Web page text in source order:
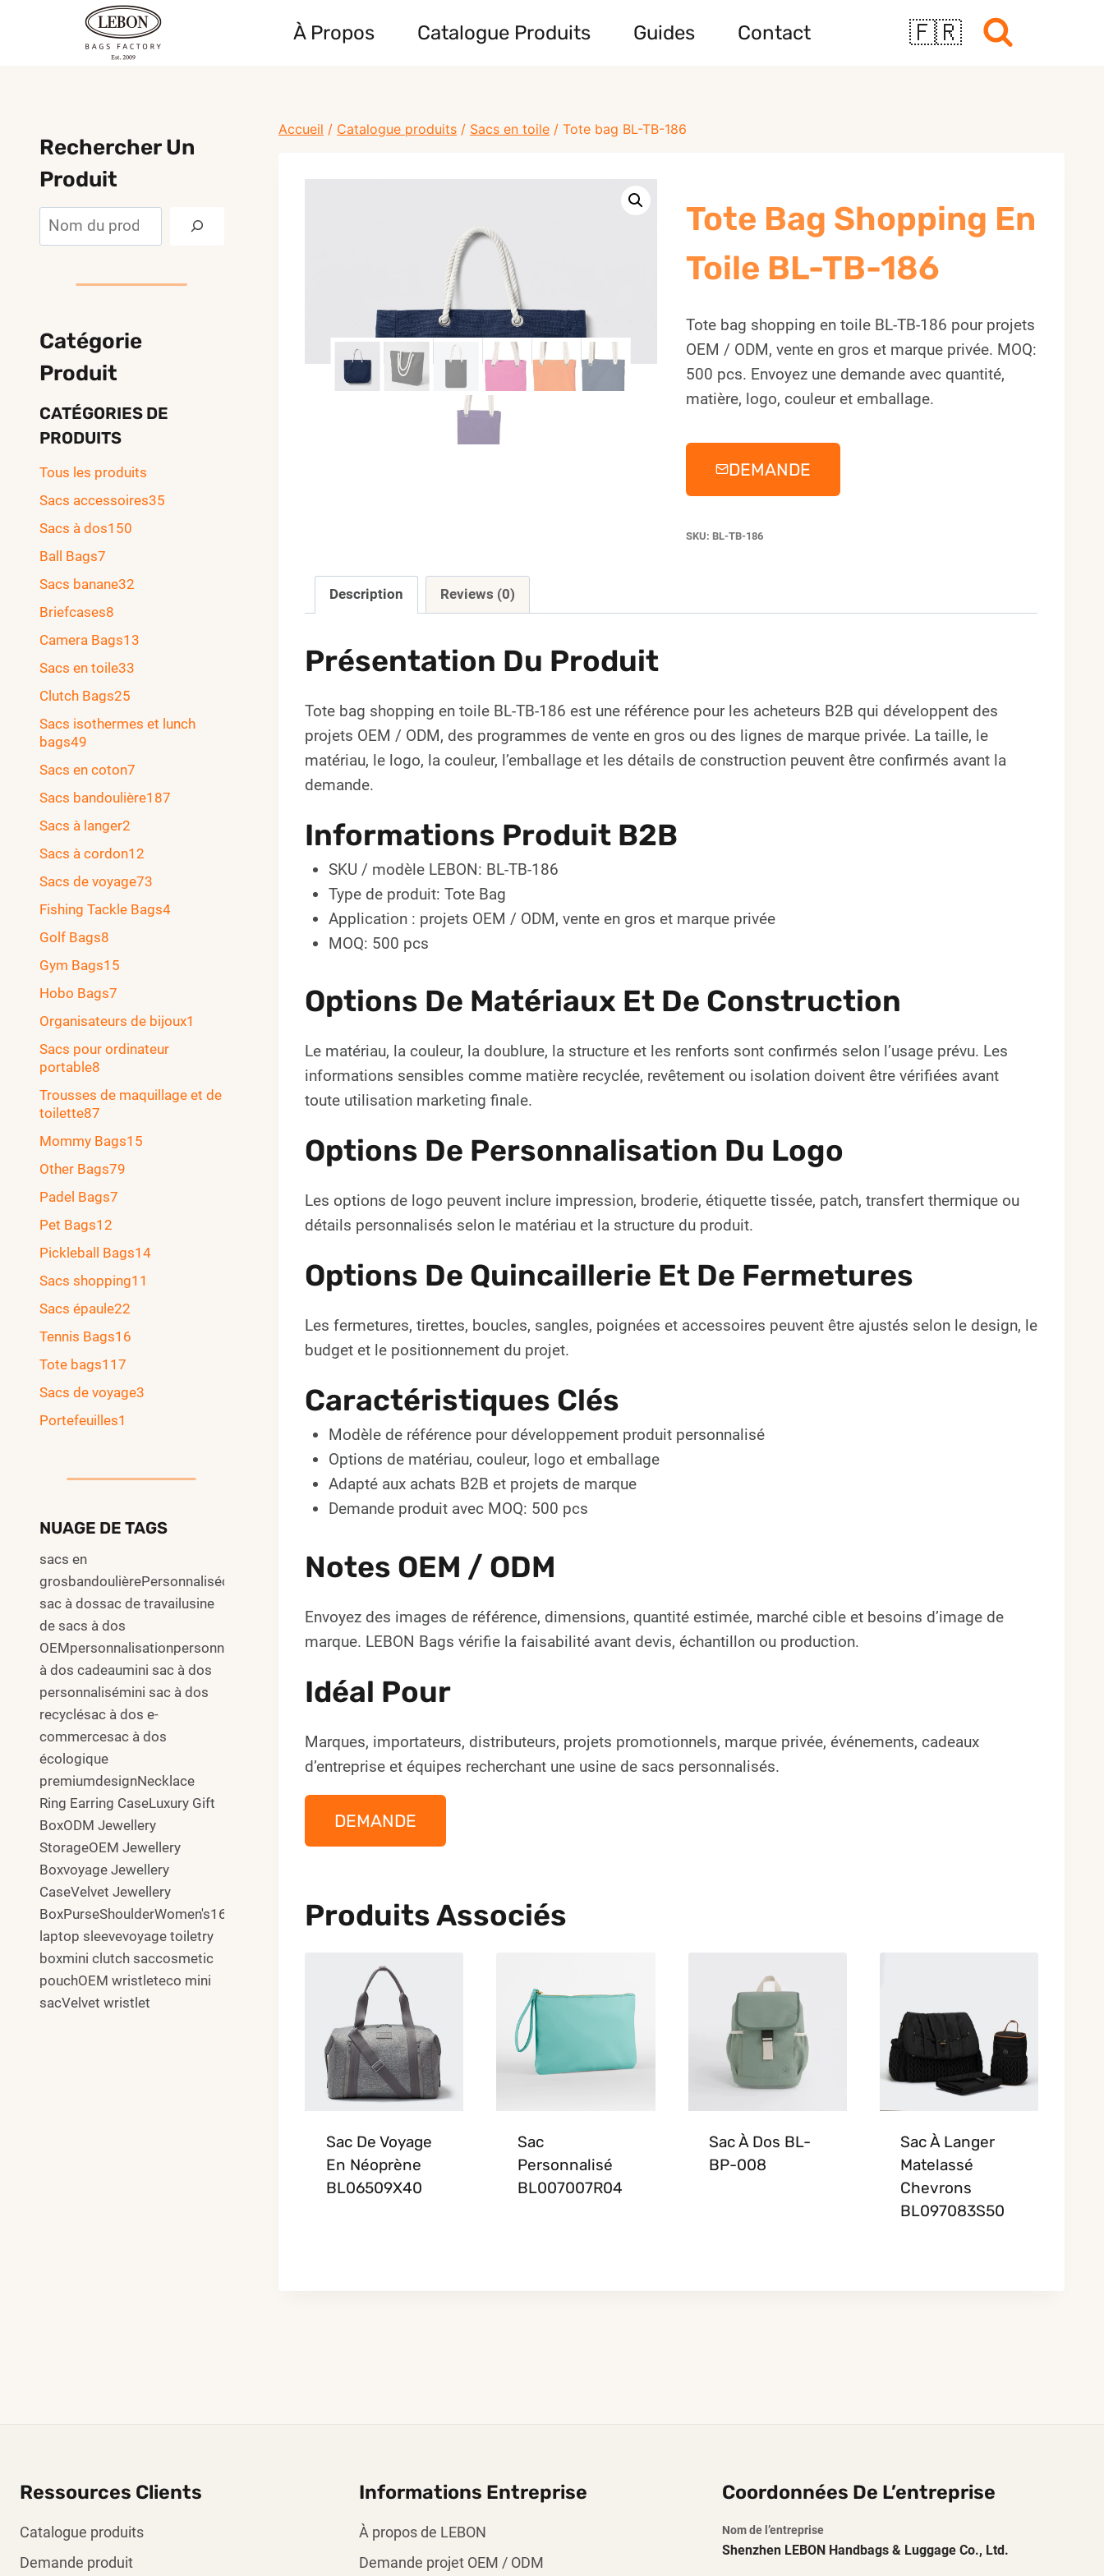
À Propos Catalogue Produits Guides Contact 🇫🇷
Accueil / Catalogue produits / Sacs en toile / Tote bag BL-TB-186
Tote Bag Shopping En
Toile BL-TB-186
Tote bag shopping en toile BL-TB-186 pour projets
OEM / ODM, vente en gros et marque privée. MOQ:
500 pcs. Envoyez une demande avec quantité,
matière, logo, couleur et emballage.
DEMANDE
SKU:BL-TB-186
Description Reviews (0)
Présentation Du Produit
Tote bag shopping en toile BL-TB-186 est une référence pour les acheteurs B2B qui développent des
projets OEM / ODM, des programmes de vente en gros ou des lignes de marque privée. La taille, le
matériau, le logo, la couleur, l’emballage et les détails de construction peuvent être confirmés avant la
demande.
Informations Produit B2B
SKU / modèle LEBON: BL-TB-186
Type de produit: Tote Bag
Application : projets OEM / ODM, vente en gros et marque privée
MOQ: 500 pcs
Options De Matériaux Et De Construction
Le matériau, la couleur, la doublure, la structure et les renforts sont confirmés selon l’usage prévu. Les
informations sensibles comme matière recyclée, revêtement ou isolation doivent être vérifiées avant
toute utilisation marketing finale.
Options De Personnalisation Du Logo
Les options de logo peuvent inclure impression, broderie, étiquette tissée, patch, transfert thermique ou
détails personnalisés selon le matériau et la structure du produit.
Options De Quincaillerie Et De Fermetures
Les fermetures, tirettes, boucles, sangles, poignées et accessoires peuvent être ajustés selon le design, le
budget et le positionnement du projet.
Caractéristiques Clés
Modèle de référence pour développement produit personnalisé
Options de matériau, couleur, logo et emballage
Adapté aux achats B2B et projets de marque
Demande produit avec MOQ: 500 pcs
Notes OEM / ODM
Envoyez des images de référence, dimensions, quantité estimée, marché cible et besoins d’image de
marque. LEBON Bags vérifie la faisabilité avant devis, échantillon ou production.
Idéal Pour
Marques, importateurs, distributeurs, projets promotionnels, marque privée, événements, cadeaux
d’entreprise et équipes recherchant une usine de sacs personnalisés.
DEMANDE
Produits Associés
Sac De Voyage
En Néoprène
BL06509X40
Sac
Personnalisé
BL007007R04
Sac À Dos BL-
BP-008
Sac À Langer
Matelassé
Chevrons
BL097083S50
Rechercher Un
Produit
Rechercher
Catégorie
Produit
CATÉGORIES DE
PRODUITS
Tous les produits
Sacs accessoires35
Sacs à dos150
Ball Bags7
Sacs banane32
Briefcases8
Camera Bags13
Sacs en toile33
Clutch Bags25
Sacs isothermes et lunch
bags49
Sacs en coton7
Sacs bandoulière187
Sacs à langer2
Sacs à cordon12
Sacs de voyage73
Fishing Tackle Bags4
Golf Bags8
Gym Bags15
Hobo Bags7
Organisateurs de bijoux1
Sacs pour ordinateur
portable8
Trousses de maquillage et de
toilette87
Mommy Bags15
Other Bags79
Padel Bags7
Pet Bags12
Pickleball Bags14
Sacs shopping11
Sacs épaule22
Tennis Bags16
Tote bags117
Sacs de voyage3
Portefeuilles1
NUAGE DE TAGS
sacs en
grosbandoulièrePersonnalisécommuter
sac à dossac de travailusine
de sacs à dos
OEMpersonnalisationpersonnalisersac
à dos cadeaumini sac à dos
personnalisémini sac à dos
recyclésac à dos e-
commercesac à dos
écologique
premiumdesignNecklace
Ring Earring CaseLuxury Gift
BoxODM Jewellery
StorageOEM Jewellery
Boxvoyage Jewellery
CaseVelvet Jewellery
BoxPurseShoulderWomen's16"
laptop sleevevoyage toiletry
boxmini clutch saccosmetic
pouchOEM wristleteco mini
sacVelvet wristlet
Ressources Clients
Catalogue produits
Demande produit
Informations Entreprise
À propos de LEBON
Demande projet OEM / ODM
Coordonnées De L’entreprise
Nom de l’entreprise
Shenzhen LEBON Handbags & Luggage Co., Ltd.